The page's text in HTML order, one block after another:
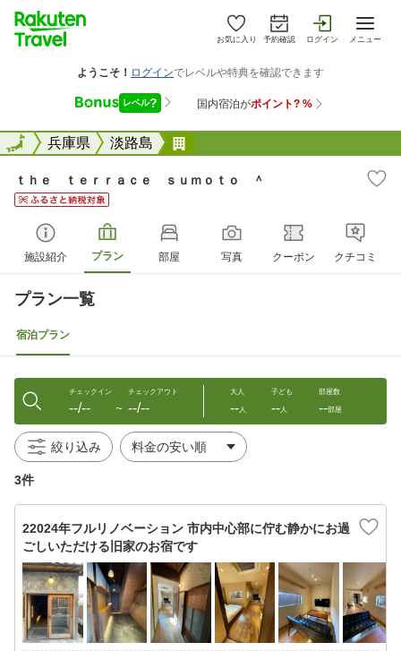
お気に入り 予約確認 ログイン メニュー
全国兵庫県 淡路島
全国
ｔｈｅ ｔｅｒｒａｃｅ ｓｕｍｏｔｏ ＾
施設紹介 プラン 部屋 写真 クーポン クチコミ
プラン一覧
宿泊プラン
チェックイン
--/-- 〜
チェックアウト
--/--
大人
--人
子ども
--人
部屋数
--部屋
絞り込み
3件
22024年フルリノベーション 市内中心部に佇む静かにお過
ごしいただける旧家のお宿です